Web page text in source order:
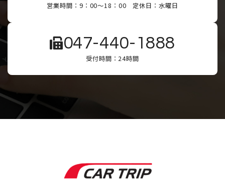
不正不当な目的でサービスを利用したユーザー
個人情報の利用目的は、変更前後の関連性について
合理性が認められる場合に限って変更するものとし
個人情報の利用目的について変更を行った際は、変
ーに通知し、加えてWebサイト上にも公表するもの
とします。
個人情報の管理は、厳重に行うこととし、次に掲げ
る場合を除き、ご本人の同意がない限り、第三者に
営業時間：9：00～18：00 定休日：水曜日
047-440-1888
受付時間：24時間